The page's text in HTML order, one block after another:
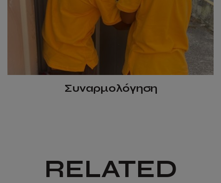
Συναρμολόγηση
RELATED